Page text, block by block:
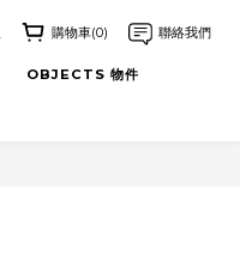
購物車(0) 聯絡我們
OBJECTS 物件